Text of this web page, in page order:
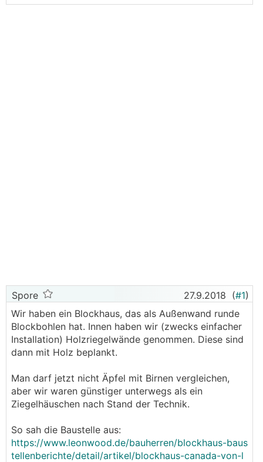
Spore 27.9.2018 (#1)
Wir haben ein Blockhaus, das als Außenwand runde
Blockbohlen hat. Innen haben wir (zwecks einfacher
Installation) Holzriegelwände genommen. Diese sind
dann mit Holz beplankt.
Man darf jetzt nicht Äpfel mit Birnen vergleichen,
aber wir waren günstiger unterwegs als ein
Ziegelhäuschen nach Stand der Technik.
So sah die Baustelle aus:
https://www.leonwood.de/bauherren/blockhaus-baus
tellenberichte/detail/artikel/blockhaus-canada-von-l